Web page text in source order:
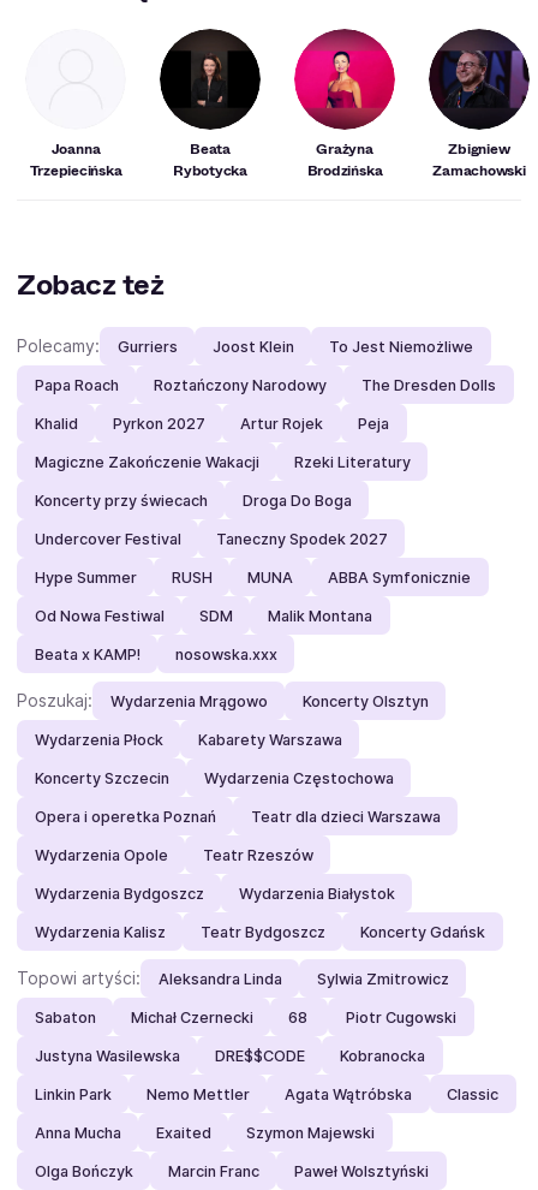
Poznań
Joanna
Trzepiecińska
Beata
Rybotycka
Grażyna
Brodzińska
Zbigniew
Zamachowski
Zobacz też
Polecamy: Gurriers Joost Klein To Jest Niemożliwe
Papa Roach Roztańczony Narodowy The Dresden Dolls
Khalid Pyrkon 2027 Artur Rojek Peja
Magiczne Zakończenie Wakacji Rzeki Literatury
Koncerty przy świecach Droga Do Boga
Undercover Festival Taneczny Spodek 2027
Hype Summer RUSH MUNA ABBA Symfonicznie
Od Nowa Festiwal SDM Malik Montana
Beata x KAMP! nosowska.xxx
Poszukaj: Wydarzenia Mrągowo Koncerty Olsztyn
Wydarzenia Płock Kabarety Warszawa
Koncerty Szczecin Wydarzenia Częstochowa
Opera i operetka Poznań Teatr dla dzieci Warszawa
Wydarzenia Opole Teatr Rzeszów
Wydarzenia Bydgoszcz Wydarzenia Białystok
Wydarzenia Kalisz Teatr Bydgoszcz Koncerty Gdańsk
Topowi artyści: Aleksandra Linda Sylwia Zmitrowicz
Sabaton Michał Czernecki 68 Piotr Cugowski
Justyna Wasilewska DRE$$CODE Kobranocka
Linkin Park Nemo Mettler Agata Wątróbska Classic
Anna Mucha Exaited Szymon Majewski
Olga Bończyk Marcin Franc Paweł Wolsztyński